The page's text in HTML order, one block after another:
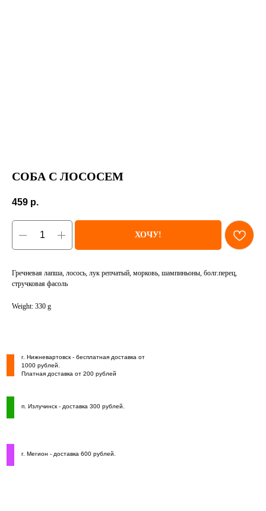
СОБА С ЛОСОСЕМ
459 р.
ХОЧУ!
Гречневая лапша, лосось, лук репчатый, морковь, шампиньоны, болг.перец,
стручковая фасоль
Weight: 330 g
г. Мегион - доставка 600 рублей.
п. Излучинск - доставка 300 рублей.
г. Нижневартовск - бесплатная доставка от
1000 рублей.
Платная доставка от 200 рублей